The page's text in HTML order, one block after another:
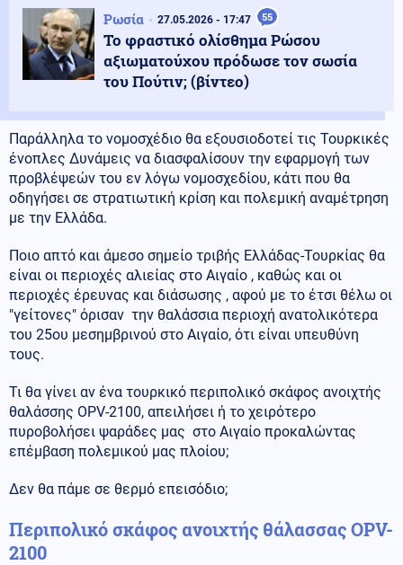
Ρωσία 27.05.2026 - 17:47 55
Το φραστικό ολίσθημα Ρώσου
αξιωματούχου πρόδωσε τον σωσία
του Πούτιν; (βίντεο)
Παράλληλα το νομοσχέδιο θα εξουσιοδοτεί τις Τουρκικές
ένοπλες Δυνάμεις να διασφαλίσουν την εφαρμογή των
προβλέψεών του εν λόγω νομοσχεδίου, κάτι που θα
οδηγήσει σε στρατιωτική κρίση και πολεμική αναμέτρηση
με την Ελλάδα.
Ποιο απτό και άμεσο σημείο τριβής Ελλάδας-Τουρκίας θα
είναι οι περιοχές αλιείας στο Αιγαίο , καθώς και οι
περιοχές έρευνας και διάσωσης , αφού με το έτσι θέλω οι
"γείτονες" όρισαν την θαλάσσια περιοχή ανατολικότερα
του 25ου μεσημβρινού στο Αιγαίο, ότι είναι υπευθύνη
τους.
Τι θα γίνει αν ένα τουρκικό περιπολικό σκάφος ανοιχτής
θαλάσσης OPV-2100, απειλήσει ή το χειρότερο
πυροβολήσει ψαράδες μας στο Αιγαίο προκαλώντας
επέμβαση πολεμικού μας πλοίου;
Δεν θα πάμε σε θερμό επεισόδιο;
Περιπολικό σκάφος ανοιχτής θάλασσας OPV-
2100